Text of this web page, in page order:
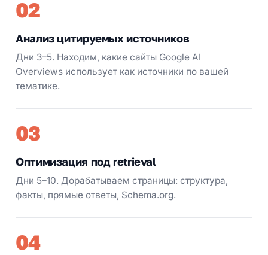
02
Анализ цитируемых источников
Дни 3–5. Находим, какие сайты Google AI
Overviews использует как источники по вашей
тематике.
03
Оптимизация под retrieval
Дни 5–10. Дорабатываем страницы: структура,
факты, прямые ответы, Schema.org.
04